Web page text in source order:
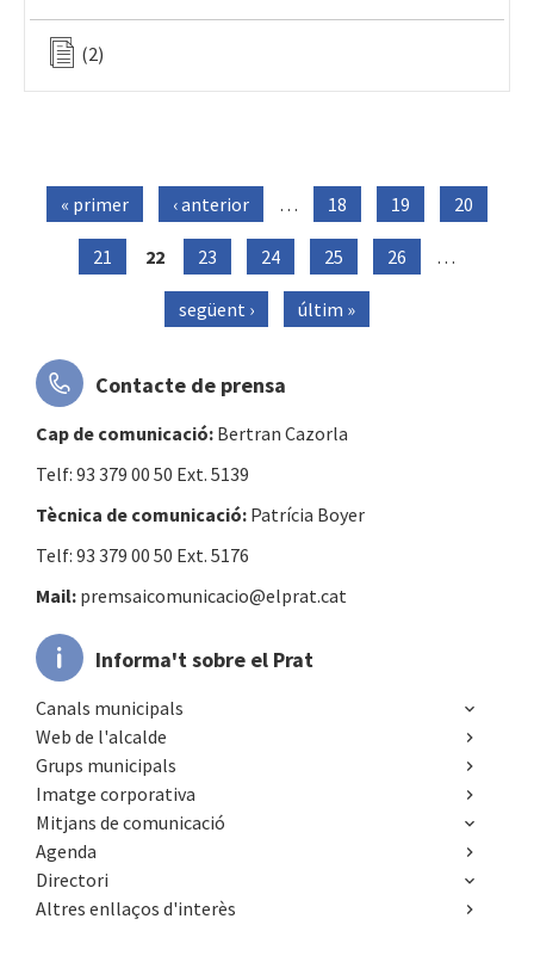
(2)
Pàgines
« primer ‹ anterior … 18 19 20
21 22 23 24 25 26 …
següent › últim »
Contacte de prensa
Cap de comunicació: Bertran Cazorla
Telf: 93 379 00 50 Ext. 5139
Tècnica de comunicació: Patrícia Boyer
Telf: 93 379 00 50 Ext. 5176
Mail: premsaicomunicacio@elprat.cat
Informa't sobre el Prat
Canals municipals
Web de l'alcalde
Grups municipals
Imatge corporativa
Mitjans de comunicació
Agenda
Directori
Altres enllaços d'interès